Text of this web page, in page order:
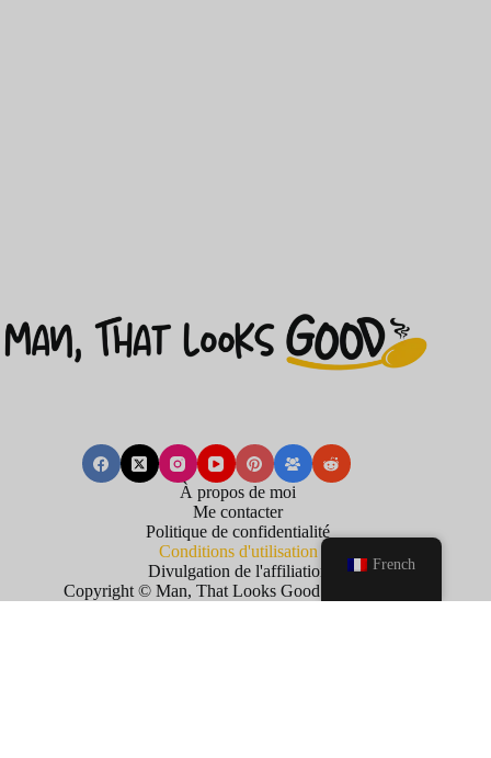
À propos de moi
Me contacter
Politique de confidentialité
Conditions d'utilisation
Divulgation de l'affiliation
Copyright © Man, That Looks Good . 2026
French